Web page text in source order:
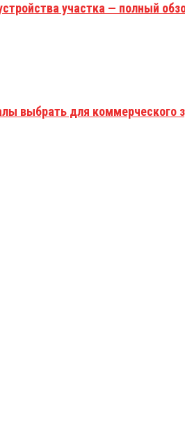
участка — полный
выбрать для коммерческого